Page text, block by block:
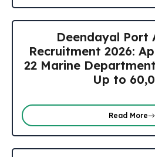
Deendayal Port
Recruitment 2026:
22 Marine
Up to
Read More